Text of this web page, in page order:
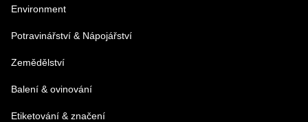
Environment
Potravinářství & Nápojářství
Zemědělství
Balení & ovinování
Etiketování & značení